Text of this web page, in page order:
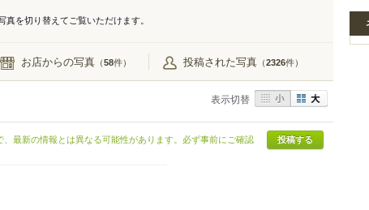
を切り替えてご覧いただけます。
お店からの写真（58件） 投稿された写真 （2326件）
表示切替
最新の情報とは異なる可能性があります。必ず事前にご確認
投稿する